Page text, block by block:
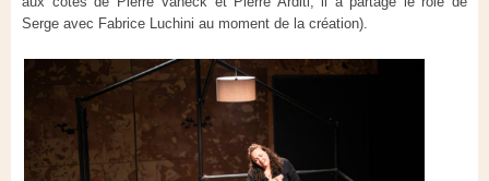
Serge avec Fabrice Luchini au moment de la création).